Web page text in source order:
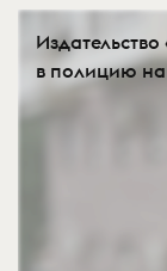
в полицию